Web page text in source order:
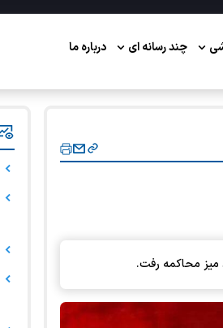
چند رسانه ای درباره ما
محاکمه رفت.